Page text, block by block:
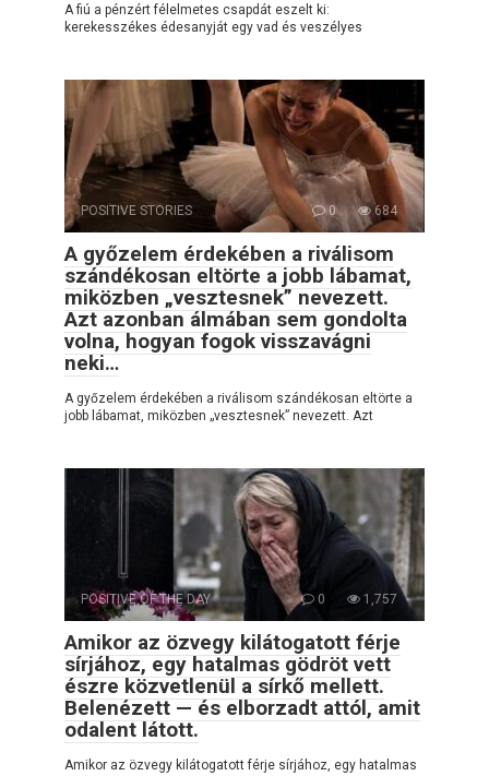
A fiú a pénzért félelmetes csapdát eszelt ki:
kerekesszékes édesanyját egy vad és veszélyes
POSITIVE STORIES 0 684
A győzelem érdekében a riválisom
szándékosan eltörte a jobb lábamat,
miközben „vesztesnek” nevezett.
Azt azonban álmában sem gondolta
volna, hogyan fogok visszavágni
neki…
A győzelem érdekében a riválisom szándékosan eltörte a
jobb lábamat, miközben „vesztesnek” nevezett. Azt
POSITIVE OF THE DAY 0 1,757
Amikor az özvegy kilátogatott férje
sírjához, egy hatalmas gödröt vett
észre közvetlenül a sírkő mellett.
Belenézett — és elborzadt attól, amit
odalent látott.
Amikor az özvegy kilátogatott férje sírjához, egy hatalmas